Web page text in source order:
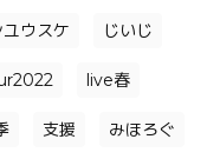
ウスケ じいじ
live春
支援 みほろぐ